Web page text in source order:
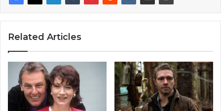
Related Articles